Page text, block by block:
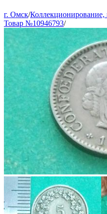
г. Омск/Коллекционирование,
Товар №10946793/